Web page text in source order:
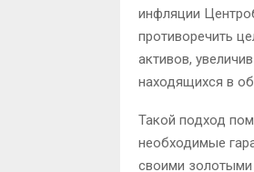
инфляции
противоречить
активов,
находящихся в
Такой подход
необходимые
своими золотыми